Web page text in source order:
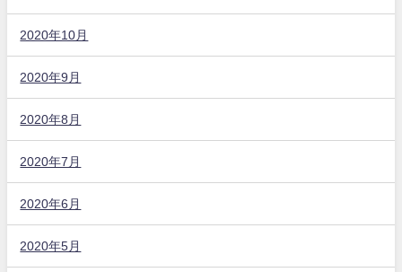
2020年10月
2020年9月
2020年8月
2020年7月
2020年6月
2020年5月